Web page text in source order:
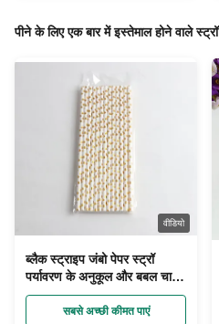
पीने के लिए एक बार में इस्तेमाल होने वाले स्ट्रॉ
वीडियो
ब्लैक स्ट्राइप जंबो पेपर स्ट्रॉ
पर्यावरण के अनुकूल और बबल चाय
पीने के लिए डिस्पोजेबल
सबसे अच्छी कीमत पाएं